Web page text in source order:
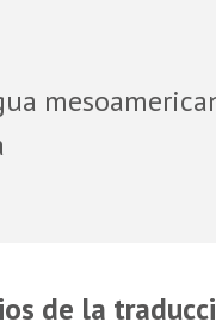
de la